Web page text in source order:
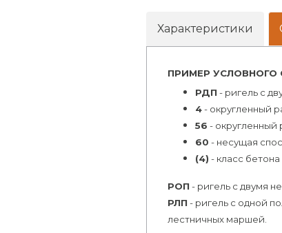
Характеристики
ПРИМЕР УСЛОВНОГО
РДП - ригель с
4- округленный
56 - округленный
60 - несущая
(4) - класс
РОП - ригель с двумя
РЛП - ригель с одной
лестничных маршей.